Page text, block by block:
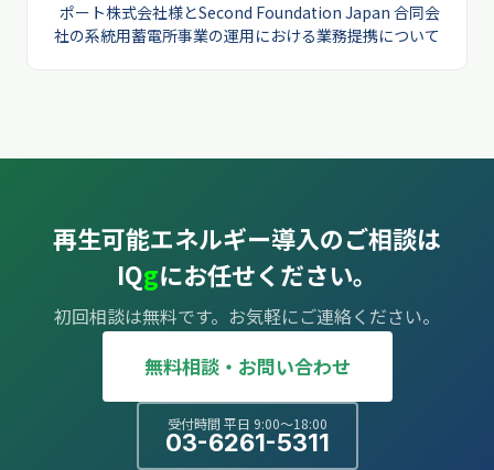
ポート株式会社様とSecond Foundation Japan 合同会
社の系統用蓄電所事業の運用における業務提携について
再生可能エネルギー導入のご相談は
IQgにお任せください。
初回相談は無料です。お気軽にご連絡ください。
無料相談・お問い合わせ
受付時間 平日 9:00〜18:00
03-6261-5311